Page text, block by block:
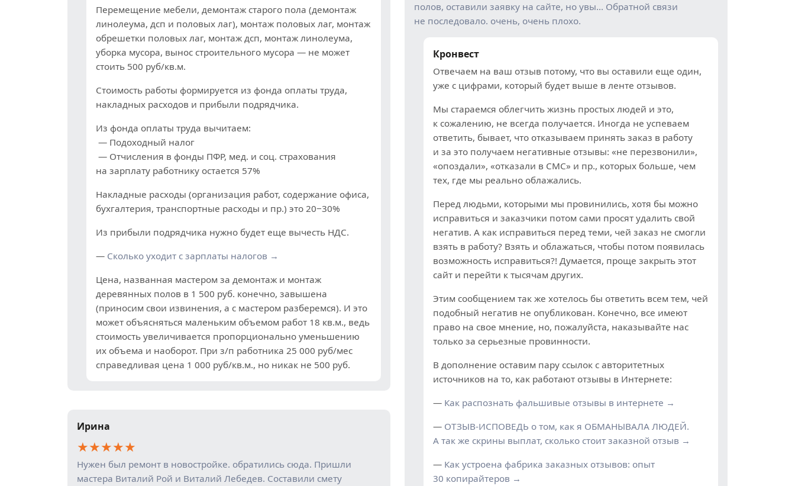
Перемещение мебели, демонтаж старого пола (демонтаж
линолеума, дсп и половых лаг), монтаж половых лаг, монтаж
обрешетки половых лаг, монтаж дсп, монтаж линолеума,
уборка мусора, вынос строительного мусора — не может
стоить 500 руб/кв.м.
Стоимость работы формируется из фонда оплаты труда,
накладных расходов и прибыли подрядчика.
Из фонда оплаты труда вычитаем:
— Подоходный налог
— Отчисления в фонды ПФР, мед. и соц. страхования
на зарплату работнику остается 57%
Накладные расходы (организация работ, содержание офиса,
бухгалтерия, транспортные расходы и пр.) это 20−30%
Из прибыли подрядчика нужно будет еще вычесть НДС.
— Сколько уходит с зарплаты налогов →
Цена, названная мастером за демонтаж и монтаж
деревянных полов в 1 500 руб. конечно, завышена
(приносим свои извинения, а с мастером разберемся). И это
может объясняться маленьким объемом работ 18 кв.м., ведь
стоимость увеличивается пропорционально уменьшению
их объема и наоборот. При з/п работника 25 000 руб/мес
справедливая цена 1 000 руб/кв.м., но никак не 500 руб.
полов, оставили заявку на сайте, но увы… Обратной связи
не последовало. очень, очень плохо.
Кронвест
Отвечаем на ваш отзыв потому, что вы оставили еще один,
уже с цифрами, который будет выше в ленте отзывов.
Мы стараемся облегчить жизнь простых людей и это,
к сожалению, не всегда получается. Иногда не успеваем
ответить, бывает, что отказываем принять заказ в работу
и за это получаем негативные отзывы: «не перезвонили»,
«опоздали», «отказали в СМС» и пр., которых больше, чем
тех, где мы реально облажались.
Перед людьми, которыми мы провинились, хотя бы можно
исправиться и заказчики потом сами просят удалить свой
негатив. А как исправиться перед теми, чей заказ не смогли
взять в работу? Взять и облажаться, чтобы потом появилась
возможность исправиться?! Думается, проще закрыть этот
сайт и перейти к тысячам других.
Этим сообщением так же хотелось бы ответить всем тем, чей
подобный негатив не опубликован. Конечно, все имеют
право на свое мнение, но, пожалуйста, наказывайте нас
только за серьезные провинности.
В дополнение оставим пару ссылок с авторитетных
источников на то, как работают отзывы в Интернете:
— Как распознать фальшивые отзывы в интернете →
— ОТЗЫВ-ИСПОВЕДЬ о том, как я ОБМАНЫВАЛА ЛЮДЕЙ.
А так же скрины выплат, сколько стоит заказной отзыв →
— Как устроена фабрика заказных отзывов: опыт
30 копирайтеров →
Ирина
★★★★★
Нужен был ремонт в новостройке. обратились сюда. Пришли
мастера Виталий Рой и Виталий Лебедев. Составили смету